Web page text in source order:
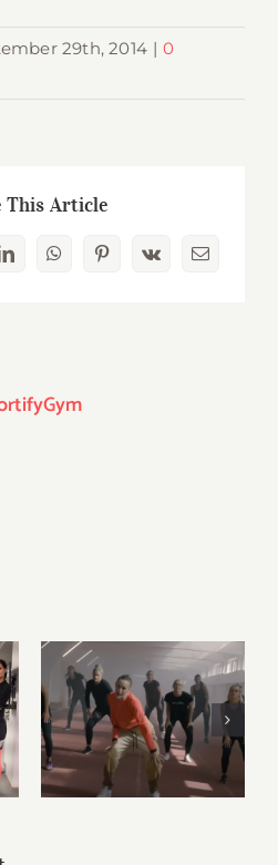
29th, 2014 | 0
This Article
LinkedInWhatsAppPinterest
Vk Email
și-a lansat primul
single, iar Mireya
Gonzalez a fost
cea care a creat
videoclipul. O
parte din filmari